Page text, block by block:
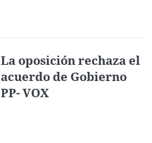
La oposición rechaza el
acuerdo de Gobierno
PP- VOX